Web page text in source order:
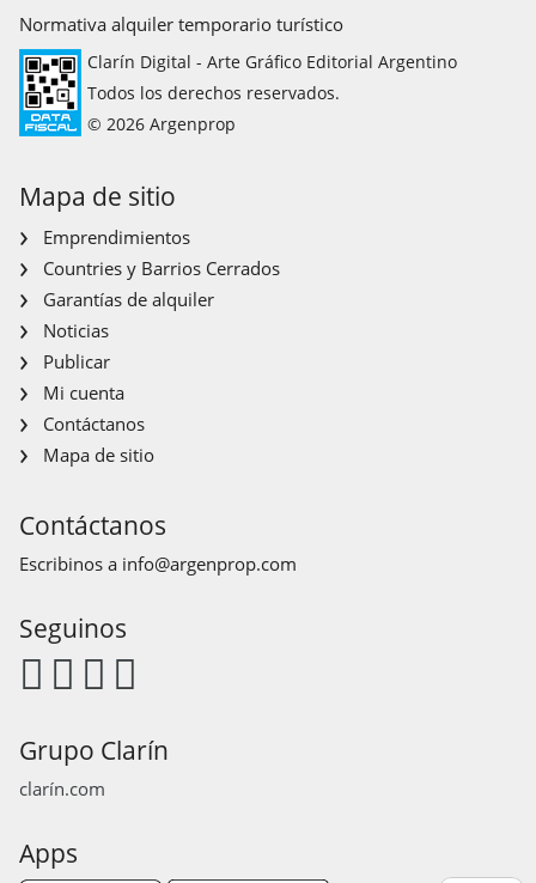
Normativa alquiler temporario turístico
Clarín Digital - Arte Gráfico Editorial Argentino
Todos los derechos reservados.
© 2026 Argenprop
Mapa de sitio
Emprendimientos
Countries y Barrios Cerrados
Garantías de alquiler
Noticias
Publicar
Mi cuenta
Contáctanos
Mapa de sitio
Contáctanos
Escribinos a info@argenprop.com
Seguinos
Grupo Clarín
clarín.com
Apps